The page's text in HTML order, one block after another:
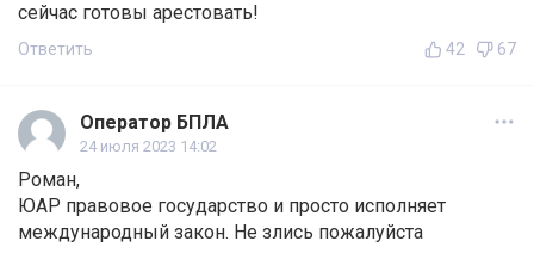
сейчас готовы арестовать!
Ответить 42 67
Оператор БПЛА
24 июля 2023 14:02
Роман,
ЮАР правовое государство и просто исполняет
международный закон. Не злись пожалуйста